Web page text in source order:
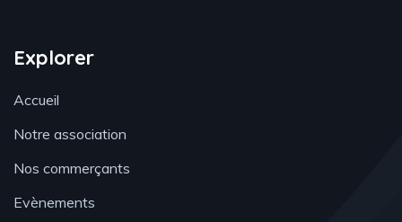
Explorer
Accueil
Notre association
Nos commerçants
Evènements